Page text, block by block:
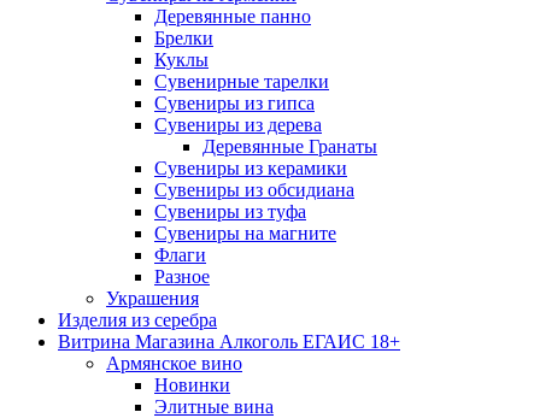
Деревянные панно
Брелки
Куклы
Сувенирные тарелки
Сувениры из гипса
Сувениры из дерева
Деревянные Гранаты
Сувениры из керамики
Сувениры из обсидиана
Сувениры из туфа
Сувениры на магните
Флаги
Разное
Украшения
Изделия из серебра
Витрина Магазина Алкоголь ЕГАИС 18+
Армянское вино
Новинки
Элитные вина